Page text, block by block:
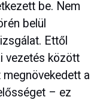
be. Nem
belül
Ettől
vezetés között
a
– ez